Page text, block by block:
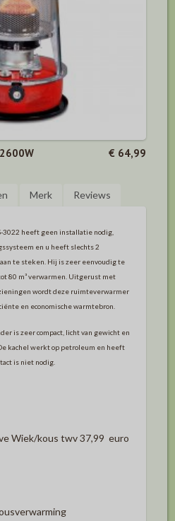
€ 64,99
Merk Reviews
3022 heeft geen installatie nodig,
en u heeft slechts 2
te steken. Hij is zeer eenvoudig te
80 m³ verwarmen. Uitgerust met
wordt deze ruimteverwarmer
en economische warmtebron.
is zeer compact, licht van gewicht en
kachel werkt op petroleum en heeft
is niet nodig.
Wiek/kous twv 37,99 euro